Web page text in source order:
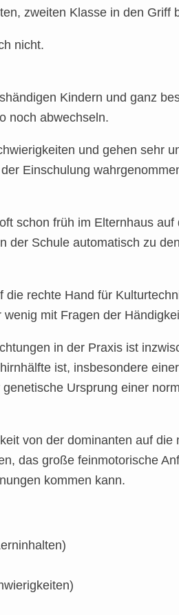
zweiten Klasse in den Griff
nicht.
Kindern und ganz
noch abwechseln.
und gehen sehr
Einschulung
schon früh im Elternhaus
der Schule automatisch zu
rechte Hand für
mit Fragen der
in der Praxis ist
ist, insbesondere
Ursprung einer
von der dominanten auf
das große feinmotorische
kommen kann.